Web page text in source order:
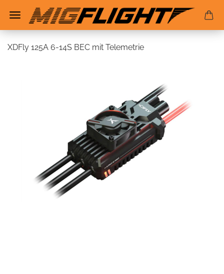
XDFly 125A 6-14S BEC mit Telemetrie